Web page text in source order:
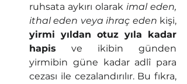
ruhsata aykırı olarak imal eden,
ithal eden veya ihraç eden
yirmi yıldan otuz yıla kadar
hapis ve ikibin günden
yirmibin güne kadar adlî para
cezası ile cezalandırılır. Bu fıkra,